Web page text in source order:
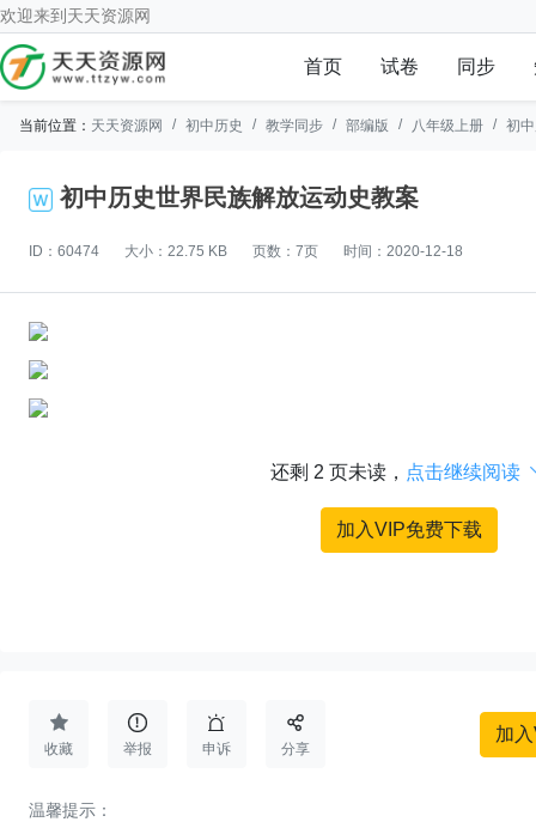
欢迎来到 天天资源网
首页 试卷 同步
当前位置： 天天资源网 初中历史 教学同步 部编版 八年级上册 初
初中历史世界民族解放运动史教案
ID：60474 大小：22.75 KB 页数：7页 时间：2020-12-18
还剩 2 页未读， 点击继续阅读
加入VIP免费下载

收藏

举报

申诉

分享
加
温馨提示：